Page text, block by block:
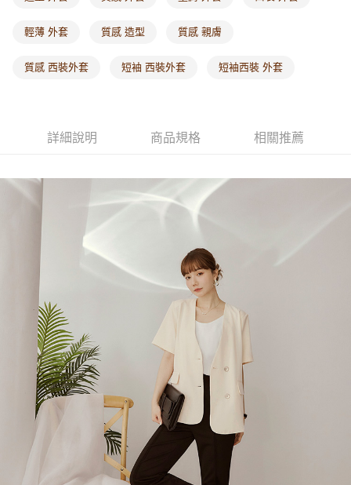
輕薄 外套 質感 造型 質感 親膚
質感 西裝外套 短袖 西裝外套 短袖西裝 外套
詳細說明 商品規格 相關推薦